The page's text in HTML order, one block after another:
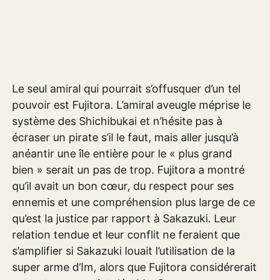
Le seul amiral qui pourrait s’offusquer d’un tel
pouvoir est Fujitora. L’amiral aveugle méprise le
système des Shichibukai et n’hésite pas à
écraser un pirate s’il le faut, mais aller jusqu’à
anéantir une île entière pour le « plus grand
bien » serait un pas de trop. Fujitora a montré
qu’il avait un bon cœur, du respect pour ses
ennemis et une compréhension plus large de ce
qu’est la justice par rapport à Sakazuki. Leur
relation tendue et leur conflit ne feraient que
s’amplifier si Sakazuki louait l’utilisation de la
super arme d’Im, alors que Fujitora considérerait